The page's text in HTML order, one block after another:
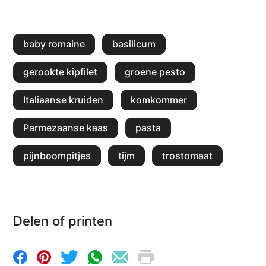
baby romaine basilicum
gerookte kipfilet groene pesto
Italiaanse kruiden komkommer
Parmezaanse kaas pasta
pijnboompitjes tijm trostomaat
Delen of printen